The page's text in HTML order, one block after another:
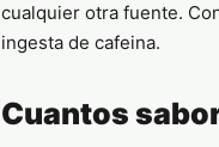
cualquier otra fuente.
ingesta de cafeina.
Cuantos